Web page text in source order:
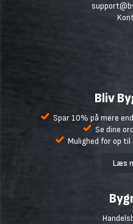
Bliv
Spar 10% på mere
Se dine
Mulighed for op
Læs